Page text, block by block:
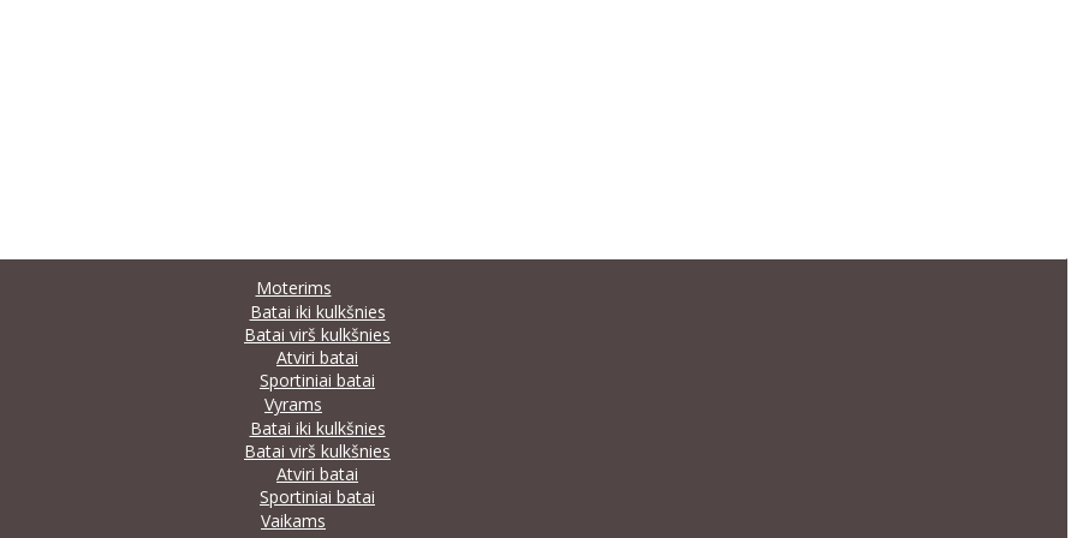
Moterims
Batai iki kulkšnies
Batai virš kulkšnies
Atviri batai
Sportiniai batai
Vyrams
Batai iki kulkšnies
Batai virš kulkšnies
Atviri batai
Sportiniai batai
Vaikams